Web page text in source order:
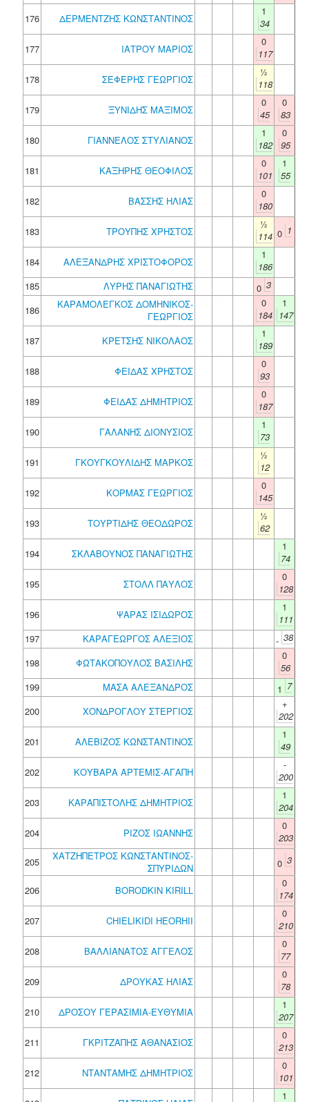
176
ΔΕΡΜΕΝΤΖΗΣ ΚΩΝΣΤΑΝΤΙΝΟΣ
1
34
177
ΙΑΤΡΟΥ ΜΑΡΙΟΣ
0
117
178
ΣΕΦΕΡΗΣ ΓΕΩΡΓΙΟΣ
½
118
179
ΞΥΝΙΔΗΣ ΜΑΞΙΜΟΣ
0
45
0
83
180
ΓΙΑΝΝΕΛΟΣ ΣΤΥΛΙΑΝΟΣ
1
182
0
95
181
ΚΑΞΗΡΗΣ ΘΕΟΦΙΛΟΣ
0
101
1
55
182
ΒΑΣΣΗΣ ΗΛΙΑΣ
0
180
183
ΤΡΟΥΠΗΣ ΧΡΗΣΤΟΣ
½
114 0 1
184 ΑΛΕΞΑΝΔΡΗΣ ΧΡΙΣΤΟΦΟΡΟΣ
1
186
185
ΛΥΡΗΣ ΠΑΝΑΓΙΩΤΗΣ 0 3
186
ΚΑΡΑΜΟΛΕΓΚΟΣ ΔΟΜΗΝΙΚΟΣ-
ΓΕΩΡΓΙΟΣ
0
184
1
147
187
ΚΡΕΤΣΗΣ ΝΙΚΟΛΑΟΣ
1
189
188
ΦΕΙΔΑΣ ΧΡΗΣΤΟΣ
0
93
189
ΦΕΙΔΑΣ ΔΗΜΗΤΡΙΟΣ
0
187
190
ΓΑΛΑΝΗΣ ΔΙΟΝΥΣΙΟΣ
1
73
191
ΓΚΟΥΓΚΟΥΛΙΔΗΣ ΜΑΡΚΟΣ
½
12
192
ΚΟΡΜΑΣ ΓΕΩΡΓΙΟΣ
0
145
193
ΤΟΥΡΤΙΔΗΣ ΘΕΟΔΩΡΟΣ
½
62
194
ΣΚΛΑΒΟΥΝΟΣ ΠΑΝΑΓΙΩΤΗΣ
1
74
195
ΣΤΟΛΛ ΠΑΥΛΟΣ
0
128
196
ΨΑΡΑΣ ΙΣΙΔΩΡΟΣ
1
111
197
ΚΑΡΑΓΕΩΡΓΟΣ ΑΛΕΞΙΟΣ - 38
198
ΦΩΤΑΚΟΠΟΥΛΟΣ ΒΑΣΙΛΗΣ
0
56
199
ΜΑΣΑ ΑΛΕΞΑΝΔΡΟΣ 1 7
200
ΧΟΝΔΡΟΓΛΟΥ ΣΤΕΡΓΙΟΣ
+
202
201
ΑΛΕΒΙΖΟΣ ΚΩΝΣΤΑΝΤΙΝΟΣ
1
49
202
ΚΟΥΒΑΡΑ ΑΡΤΕΜΙΣ-ΑΓΑΠΗ
-
200
203
ΚΑΡΑΠΙΣΤΟΛΗΣ ΔΗΜΗΤΡΙΟΣ
1
204
204
ΡΙΖΟΣ ΙΩΑΝΝΗΣ
0
203
205
ΧΑΤΖΗΠΕΤΡΟΣ ΚΩΝΣΤΑΝΤΙΝΟΣ-
ΣΠΥΡΙΔΩΝ
0 3
206 BORODKIN KIRILL
0
174
207
CHIELIKIDI HEORHII
0
210
208
ΒΑΛΛΙΑΝΑΤΟΣ ΑΓΓΕΛΟΣ
0
77
209
ΔΡΟΥΚΑΣ ΗΛΙΑΣ
0
78
210
ΔΡΟΣΟΥ ΓΕΡΑΣΙΜΙΑ-ΕΥΘΥΜΙΑ
1
207
211
ΓΚΡΙΤΖΑΠΗΣ ΑΘΑΝΑΣΙΟΣ
0
213
212
ΝΤΑΝΤΑΜΗΣ ΔΗΜΗΤΡΙΟΣ
0
101
1